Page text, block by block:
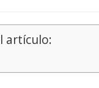
artículo: